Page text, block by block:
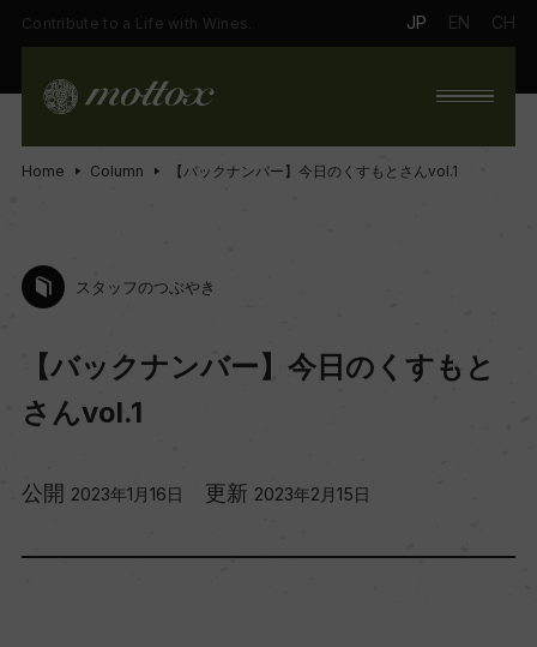
Contribute to a Life with Wines. JP EN CH
Home Column 【バックナンバー】今日のくすもとさんvol.1
スタッフのつぶやき
【バックナンバー】今日のくすもと
さんvol.1
公開 2023年1月16日 更新 2023年2月15日